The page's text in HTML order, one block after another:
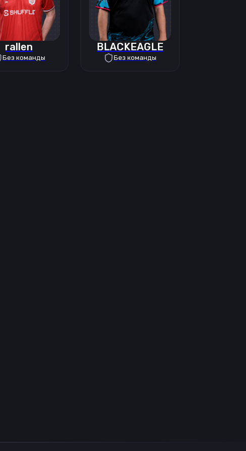
rallen
Без команды
BLACKEAGLE
Без команды